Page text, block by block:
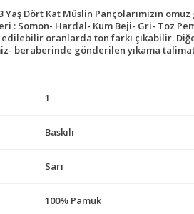
Dört Kat Müslin Pançolarımızın
: Somon- Hardal- Kum Beji- Gri- Toz
oranlarda ton farkı çıkabilir.
gönderilen yıkama
1
Baskılı
Sarı
100% Pamuk